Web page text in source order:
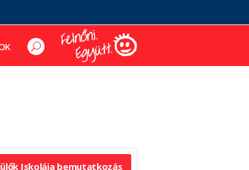
Iskolája bemutatkozás